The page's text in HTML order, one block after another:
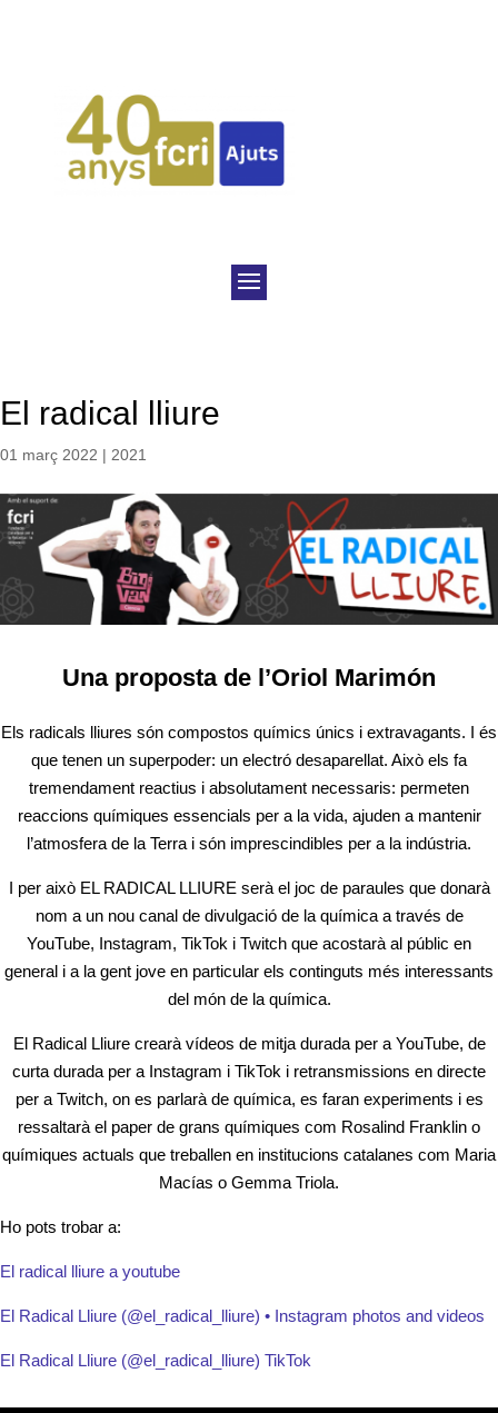
El radical lliure
01 març 2022 | 2021
Una proposta de l’Oriol Marimón
Els radicals lliures són compostos químics únics i extravagants. I és
que tenen un superpoder: un electró desaparellat. Això els fa
tremendament reactius i absolutament necessaris: permeten
reaccions químiques essencials per a la vida, ajuden a mantenir
l’atmosfera de la Terra i són imprescindibles per a la indústria.
I per això EL RADICAL LLIURE serà el joc de paraules que donarà
nom a un nou canal de divulgació de la química a través de
YouTube, Instagram, TikTok i Twitch que acostarà al públic en
general i a la gent jove en particular els continguts més interessants
del món de la química.
El Radical Lliure crearà vídeos de mitja durada per a YouTube, de
curta durada per a Instagram i TikTok i retransmissions en directe
per a Twitch, on es parlarà de química, es faran experiments i es
ressaltarà el paper de grans químiques com Rosalind Franklin o
químiques actuals que treballen en institucions catalanes com Maria
Macías o Gemma Triola.
Ho pots trobar a:
El radical lliure a youtube
El Radical Lliure (@el_radical_lliure) • Instagram photos and videos
El Radical Lliure (@el_radical_lliure) TikTok